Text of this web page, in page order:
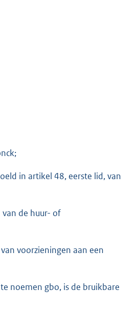
in artikel 48, eerste lid, van
de huur- of
voorzieningen aan een
noemen gbo, is de bruikbare